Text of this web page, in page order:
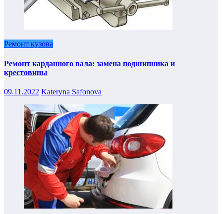
Ремонт кузова
Ремонт карданного вала: замена подшипника и
крестовины
09.11.2022 Kateryna Safonova